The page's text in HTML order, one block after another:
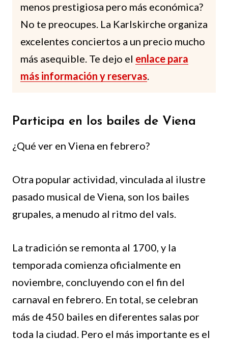
menos prestigiosa pero más económica?
No te preocupes. La Karlskirche organiza
excelentes conciertos a un precio mucho
más asequible. Te dejo el enlace para
más información y reservas.
Participa en los bailes de Viena
¿Qué ver en Viena en febrero?
Otra popular actividad, vinculada al ilustre
pasado musical de Viena, son los bailes
grupales, a menudo al ritmo del vals.
La tradición se remonta al 1700, y la
temporada comienza oficialmente en
noviembre, concluyendo con el fin del
carnaval en febrero. En total, se celebran
más de 450 bailes en diferentes salas por
toda la ciudad. Pero el más importante es el